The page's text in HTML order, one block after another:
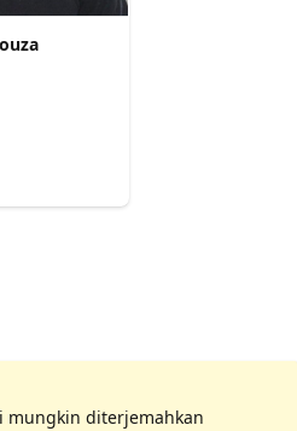
mungkin diterjemahkan